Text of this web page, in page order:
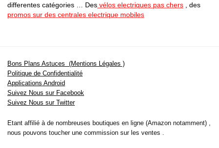
differentes catégories … Des vélos electriques pas chers , des
promos sur des centrales electrique mobiles
Bons Plans Astuces (Mentions Légales )
Politique de Confidentialité
Applications Android
Suivez Nous sur Facebook
Suivez Nous sur Twitter
Etant affilié à de nombreuses boutiques en ligne (Amazon notamment) ,
nous pouvons toucher une commission sur les ventes .